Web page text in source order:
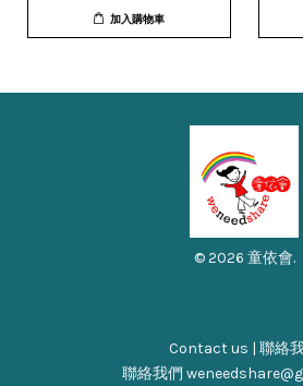
加入購物車
© 2026 童依會.
Contact us | 聯絡
聯絡我們